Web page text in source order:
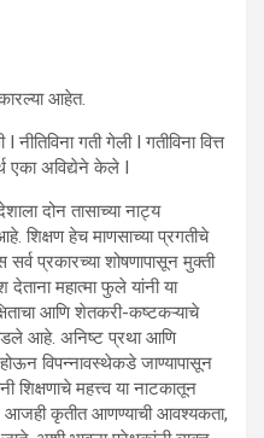
आहेत.
नीतिविना गती गेली I गतीविना वित्त
एका अविद्येने केले I
दोन तासाच्या नाट्य
शिक्षण हेच माणसाच्या प्रगतीचे
प्रकारच्या शोषणापासून मुक्ती
महात्मा फुले यांनी या
आणि शेतकरी-कष्टकऱ्याचे
आहे. अनिष्ट प्रथा आणि
विपन्नावस्थेकडे जाण्यापासून
शिक्षणाचे महत्त्व या नाटकातून
आजही कृतीत आणण्याची आवश्यकता,